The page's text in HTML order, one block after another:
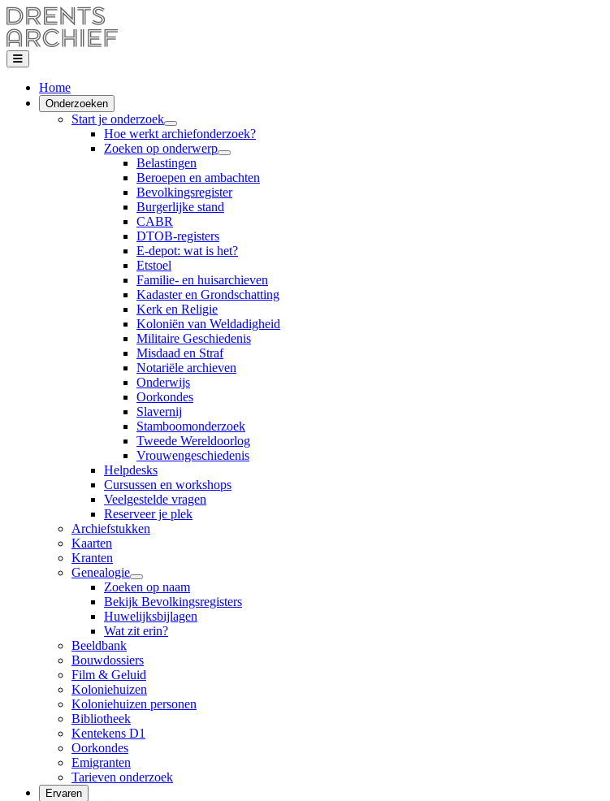
Home
Onderzoeken
Start je onderzoek
Hoe werkt archiefonderzoek?
Zoeken op onderwerp
Belastingen
Beroepen en ambachten
Bevolkingsregister
Burgerlijke stand
CABR
DTOB-registers
E-depot: wat is het?
Etstoel
Familie- en huisarchieven
Kadaster en Grondschatting
Kerk en Religie
Koloniën van Weldadigheid
Militaire Geschiedenis
Misdaad en Straf
Notariële archieven
Onderwijs
Oorkondes
Slavernij
Stamboomonderzoek
Tweede Wereldoorlog
Vrouwengeschiedenis
Helpdesks
Cursussen en workshops
Veelgestelde vragen
Reserveer je plek
Archiefstukken
Kaarten
Kranten
Genealogie
Zoeken op naam
Bekijk Bevolkingsregisters
Huwelijksbijlagen
Wat zit erin?
Beeldbank
Bouwdossiers
Film & Geluid
Koloniehuizen
Koloniehuizen personen
Bibliotheek
Kentekens D1
Oorkondes
Emigranten
Tarieven onderzoek
Ervaren